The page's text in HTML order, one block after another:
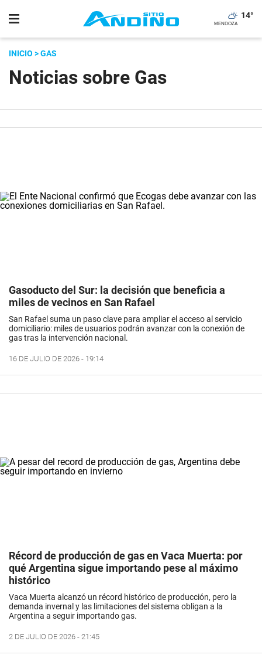
14°
INICIO > GAS
Noticias sobre Gas
Gasoducto del Sur: la decisión que beneficia a
miles de vecinos en San Rafael
San Rafael suma un paso clave para ampliar el acceso al servicio
domiciliario: miles de usuarios podrán avanzar con la conexión de
gas tras la intervención nacional.
16 DE JULIO DE 2026 - 19:14
Récord de producción de gas en Vaca Muerta: por
qué Argentina sigue importando pese al máximo
histórico
Vaca Muerta alcanzó un récord histórico de producción, pero la
demanda invernal y las limitaciones del sistema obligan a la
Argentina a seguir importando gas.
2 DE JULIO DE 2026 - 21:45